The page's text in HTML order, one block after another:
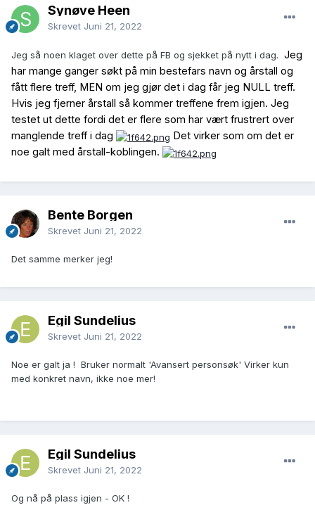
Synøve Heen
Skrevet Juni 21, 2022
Jeg så noen klaget over dette på FB og sjekket på nytt i dag. Jeg
har mange ganger søkt på min bestefars navn og årstall og
fått flere treff, MEN om jeg gjør det i dag får jeg NULL treff.
Hvis jeg fjerner årstall så kommer treffene frem igjen. Jeg
testet ut dette fordi det er flere som har vært frustrert over
manglende treff i dag
Det virker som om det er
noe galt med årstall-koblingen.
Bente Borgen
Skrevet Juni 21, 2022
Det samme merker jeg!
Egil Sundelius
Skrevet Juni 21, 2022
Noe er galt ja ! Bruker normalt 'Avansert personsøk' Virker kun
med konkret navn, ikke noe mer!
Egil Sundelius
Skrevet Juni 21, 2022
Og nå på plass igjen - OK !